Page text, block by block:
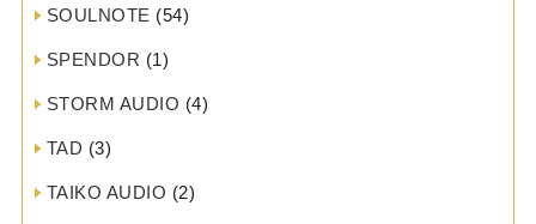
SOULNOTE (54)
SPENDOR (1)
STORM AUDIO (4)
TAD (3)
TAIKO AUDIO (2)